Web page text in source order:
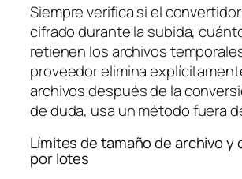
Siempre verifica si el
cifrado durante la subida,
retienen los archivos
proveedor elimina
archivos después de la
de duda, usa un método fuera
Límites de tamaño de archivo y
por lotes